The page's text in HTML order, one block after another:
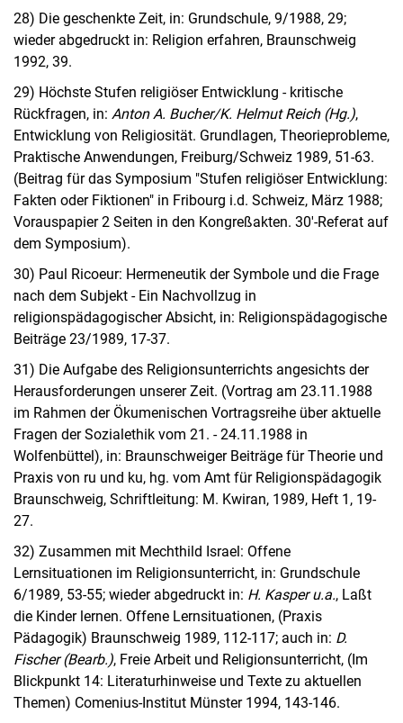
28) Die geschenkte Zeit, in: Grundschule, 9/1988, 29;
wieder abgedruckt in: Religion erfahren, Braunschweig
1992, 39.
29) Höchste Stufen religiöser Entwicklung - kritische
Rückfragen, in: Anton A. Bucher/K. Helmut Reich (Hg.),
Entwicklung von Religiosität. Grundlagen, Theorieprobleme,
Praktische Anwendungen, Freiburg/Schweiz 1989, 51-63.
(Beitrag für das Symposium "Stufen religiöser Entwicklung:
Fakten oder Fiktionen" in Fribourg i.d. Schweiz, März 1988;
Vorauspapier 2 Seiten in den Kongreßakten. 30'-Referat auf
dem Symposium).
30) Paul Ricoeur: Hermeneutik der Symbole und die Frage
nach dem Subjekt - Ein Nachvollzug in
religionspädagogischer Absicht, in: Religionspädagogische
Beiträge 23/1989, 17-37.
31) Die Aufgabe des Religionsunterrichts angesichts der
Herausforderungen unserer Zeit. (Vortrag am 23.11.1988
im Rahmen der Ökumenischen Vortragsreihe über aktuelle
Fragen der Sozialethik vom 21. - 24.11.1988 in
Wolfenbüttel), in: Braunschweiger Beiträge für Theorie und
Praxis von ru und ku, hg. vom Amt für Religionspädagogik
Braunschweig, Schriftleitung: M. Kwiran, 1989, Heft 1, 19-
27.
32) Zusammen mit Mechthild Israel: Offene
Lernsituationen im Religionsunterricht, in: Grundschule
6/1989, 53-55; wieder abgedruckt in: H. Kasper u.a., Laßt
die Kinder lernen. Offene Lernsituationen, (Praxis
Pädagogik) Braunschweig 1989, 112-117; auch in: D.
Fischer (Bearb.), Freie Arbeit und Religionsunterricht, (Im
Blickpunkt 14: Literaturhinweise und Texte zu aktuellen
Themen) Comenius-Institut Münster 1994, 143-146.